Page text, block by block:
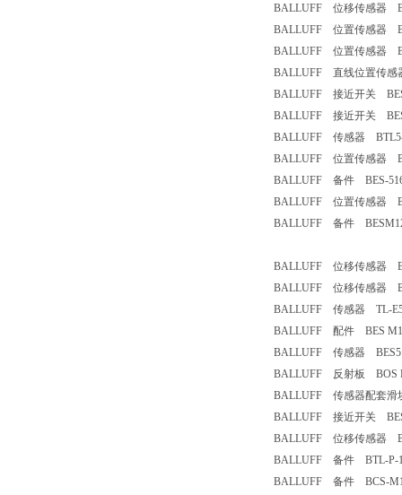
BALLUFF 位移传感器
BALLUFF 位置传感器
BALLUFF 位置传感器
BALLUFF 直线位置传感
BALLUFF 接近开关
BALLUFF 接近开关 BES
BALLUFF 传感器 BTL5-
BALLUFF 位置传感器
BALLUFF 备件 BES-
BALLUFF 位置传感器
BALLUFF 备件
BALLUFF 位移传感器
BALLUFF 位移传感器
BALLUFF 传感器 TL-
BALLUFF 配件 BES
BALLUFF 传感器
BALLUFF 反射板 BOS
BALLUFF 传感器配套滑
BALLUFF 接近开关
BALLUFF 位移传感器
BALLUFF 备件 BTL-P-
BALLUFF 备件 BCS-